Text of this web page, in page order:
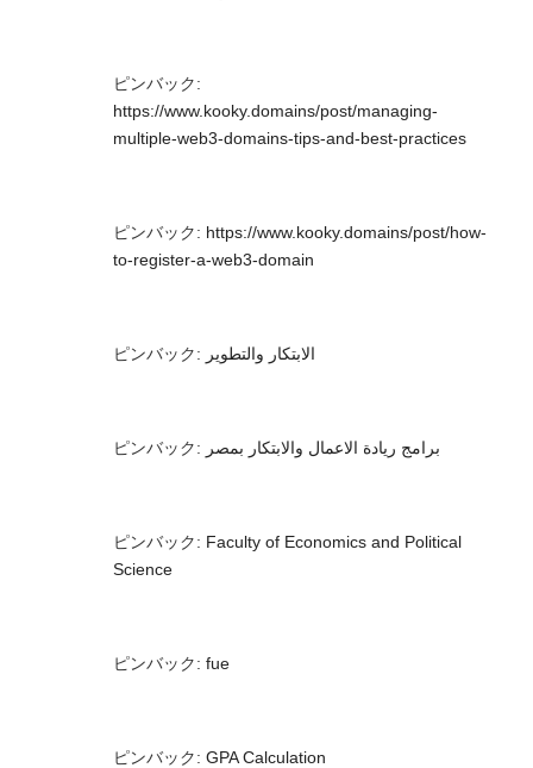
ピンバック:
https://www.kooky.domains/post/managing-
multiple-web3-domains-tips-and-best-practices
ピンバック: https://www.kooky.domains/post/how-
to-register-a-web3-domain
ピンバック: الابتكار والتطوير
ピンバック: برامج ريادة الاعمال والابتكار بمصر
ピンバック: Faculty of Economics and Political
Science
ピンバック: fue
ピンバック: GPA Calculation